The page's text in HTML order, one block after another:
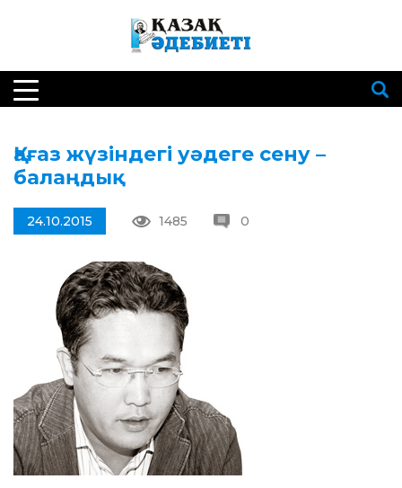
Қағаз жүзіндегі уәдеге сену –
балаңдық
24.10.2015 1485 0